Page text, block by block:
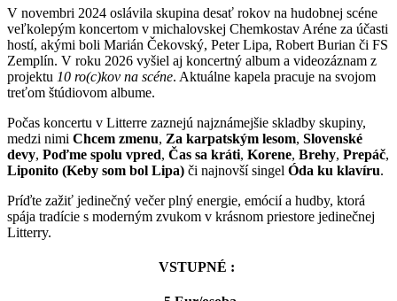
V novembri 2024 oslávila skupina desať rokov na hudobnej scéne
veľkolepým koncertom v michalovskej Chemkostav Aréne za účasti
hostí, akými boli Marián Čekovský, Peter Lipa, Robert Burian či FS
Zemplín. V roku 2026 vyšiel aj koncertný album a videozáznam z
projektu 10 ro(c)kov na scéne. Aktuálne kapela pracuje na svojom
treťom štúdiovom albume.
Počas koncertu v Litterre zaznejú najznámejšie skladby skupiny,
medzi nimi Chcem zmenu, Za karpatským lesom, Slovenské
devy, Poďme spolu vpred, Čas sa kráti, Korene, Brehy, Prepáč,
Liponito (Keby som bol Lipa) či najnovší singel Óda ku klavíru.
Príďte zažiť jedinečný večer plný energie, emócií a hudby, ktorá
spája tradície s moderným zvukom v krásnom priestore jedinečnej
Litterry.
VSTUPNÉ :